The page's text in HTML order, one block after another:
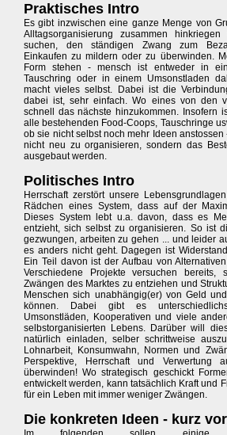
Praktisches Intro
Es gibt inzwischen eine ganze Menge von
Alltagsorganisierung zusammen
suchen, den ständigen Zwang zum
Einkaufen zu mildern oder zu überwinden.
Form stehen - mensch ist entweder in
Tauschring oder in einem Umsonstladen
macht vieles selbst. Dabei ist die
dabei ist, sehr einfach. Wo eines von den
schnell das nächste hinzukommen. Insofern
alle bestehenden Food-Coops, Tauschringe
ob sie nicht selbst noch mehr Ideen
nicht neu zu organisieren, sondern das
ausgebaut werden.
Politisches Intro
Herrschaft zerstört unsere
Rädchen eines System, dass auf der
Dieses System lebt u.a. davon, dass es
entzieht, sich selbst zu organisieren. So ist
gezwungen, arbeiten zu gehen ... und leider
es anders nicht geht. Dagegen ist
Ein Teil davon ist der Aufbau von
Verschiedene Projekte versuchen
Zwängen des Marktes zu entziehen und
Menschen sich unabhängig(er) von Geld
können. Dabei gibt es
Umsonstläden, Kooperativen und viele
selbstorganisierten Lebens. Darüber will
natürlich einladen, selber schrittweise
Lohnarbeit, Konsumwahn, Normen und
Perspektive, Herrschaft und
überwinden! Wo strategisch geschickt
entwickelt werden, kann tatsächlich Kraft und
für ein Leben mit immer weniger Zwängen.
Die konkreten Ideen - kurz